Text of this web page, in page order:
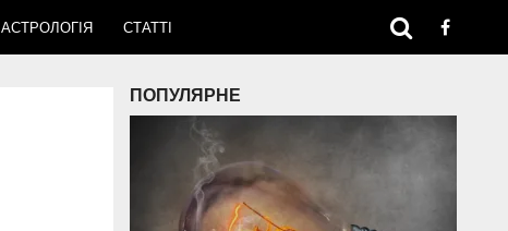
АСТРОЛОГІЯ СТАТТІ
ПОПУЛЯРНЕ